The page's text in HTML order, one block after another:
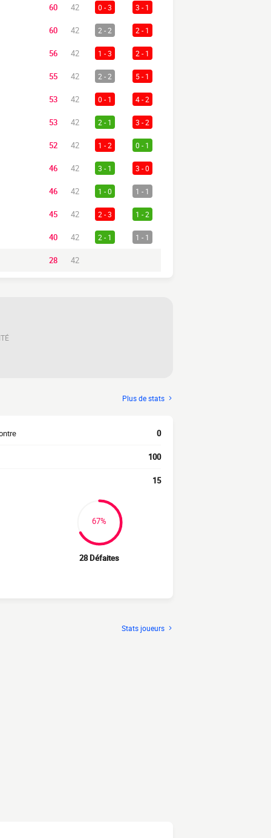
60 42 0 - 3 3 - 1
60 42 2 - 2 2 - 1
56 42 1 - 3 2 - 1
55 42 2 - 2 5 - 1
53 42 0 - 1 4 - 2
53 42 2 - 1 3 - 2
52 42 1 - 2 0 - 1
46 42 3 - 1 3 - 0
46 42 1 - 0 1 - 1
45 42 2 - 3 1 - 2
40 42 2 - 1 1 - 1
28 42
Plus de stats
0
100
15
67%
28 Défaites
Stats joueurs